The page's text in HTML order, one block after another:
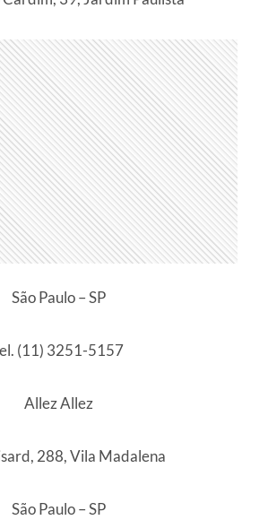
São Paulo – SP
(11) 3251-5157
Allez Allez
288, Vila Madalena
São Paulo – SP